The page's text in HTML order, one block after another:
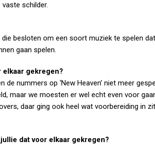
schilder.
besloten om een soort muziek te spelen
gaan spelen.
gekregen?
nummers op ‘New Heaven’ niet meer
maar we moesten er wel echt even voor
daar ging ook heel wat voorbereiding in
dat voor elkaar gekregen?